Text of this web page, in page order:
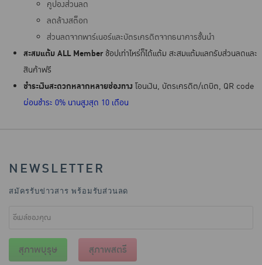
คูปองส่วนลด
ลดล้างสต็อก
ส่วนลดจากพาร์เนอร์และบัตรเครดิตจากธนาคารชั้นนำ
สะสมแต้ม ALL Memberช้อปเท่าไหร่ก็ได้แต้ม สะสมแต้มแลกรับส่วนลดและ
สินค้าฟรี
ชำระเงินสะดวกหลากหลายช่องทาง โอนเงิน, บัตรเครดิต/เดบิต, QR code
ผ่อนชำระ 0% นานสูงสุด 10 เดือน
NEWSLETTER
สมัครรับข่าวสาร พร้อมรับส่วนลด
สุภาพบุรุษ สุภาพสตรี